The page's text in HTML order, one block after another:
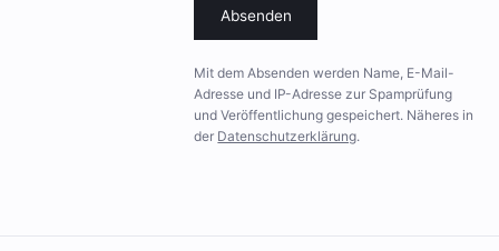
Absenden
Mit dem Absenden werden Name, E-Mail-
Adresse und IP-Adresse zur Spamprüfung
und Veröffentlichung gespeichert. Näheres in
der Datenschutzerklärung.